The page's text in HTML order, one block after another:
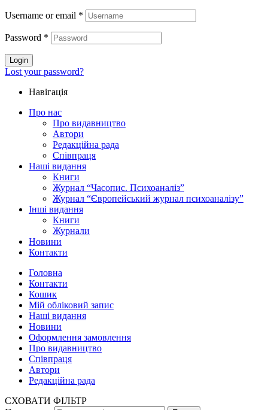
Username or email *
Password *
Login
Lost your password?
Навігація
Про нас
Про видавництво
Автори
Редакційна рада
Співпраця
Наші видання
Книги
Журнал “Часопис. Психоаналіз”
Журнал “Європейський журнал психоаналізу”
Інші видання
Книги
Журнали
Новини
Контакти
Головна
Контакти
Кошик
Мій обліковий запис
Наші видання
Новини
Оформлення замовлення
Про видавництво
Співпраця
Автори
Редакційна рада
СХОВАТИ ФІЛЬТР